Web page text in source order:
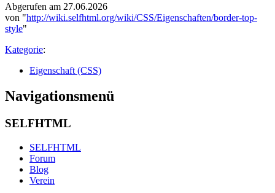
Abgerufen am 27.06.2026
von "http://wiki.selfhtml.org/wiki/CSS/Eigenschaften/border-top-
style"
Kategorie:
Eigenschaft (CSS)
Navigationsmenü
SELFHTML
SELFHTML
Forum
Blog
Verein